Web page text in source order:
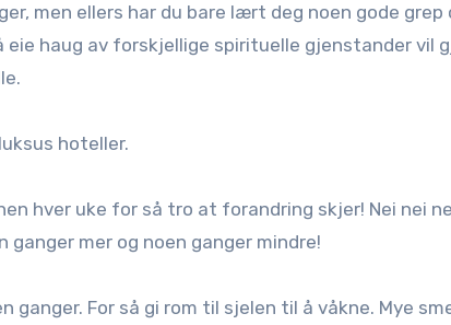
men ellers har du bare lært deg noen gode grep
haug av forskjellige spirituelle gjenstander vil
hoteller.
hver uke for så tro at forandring skjer! Nei nei
mer og noen ganger mindre!
For så gi rom til sjelen til å våkne. Mye